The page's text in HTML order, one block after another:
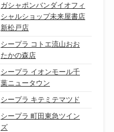
ガシャポンバンダイオフィ
シャルショップ未来屋書店
新松戸店
シープラ コトエ流山おお
たかの森店
シープラ イオンモール千
葉ニュータウン
シープラ キテミテマツド
シープラ 町田東急ツイン
ズ